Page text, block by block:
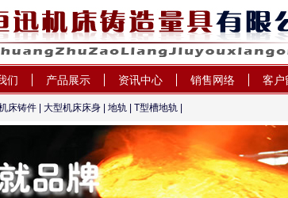
机床铸件,大型机床床身,地轨,T型
们 产品展示 资讯中心 销售网络 客户
床铸件| 大型机床床身| 地轨| T型槽地轨 |